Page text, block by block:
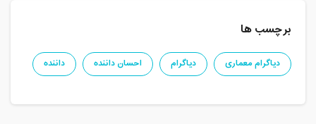
برچسب ها
دیاگرام معماری دیاگرام احسان داننده داننده